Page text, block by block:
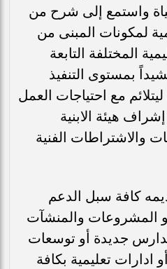
واستمع إلى شرح من
لمكونات المبنى من
المختلفة التابعة
بمستوى التنفيذ
مع احتياجات العمل
هيئة الابنية
والاشتراطات الفنية
كافة سبل الدعم
المشروعات والمنشآت
جديدة أو توسعات
ادارات تعليمية بكافة